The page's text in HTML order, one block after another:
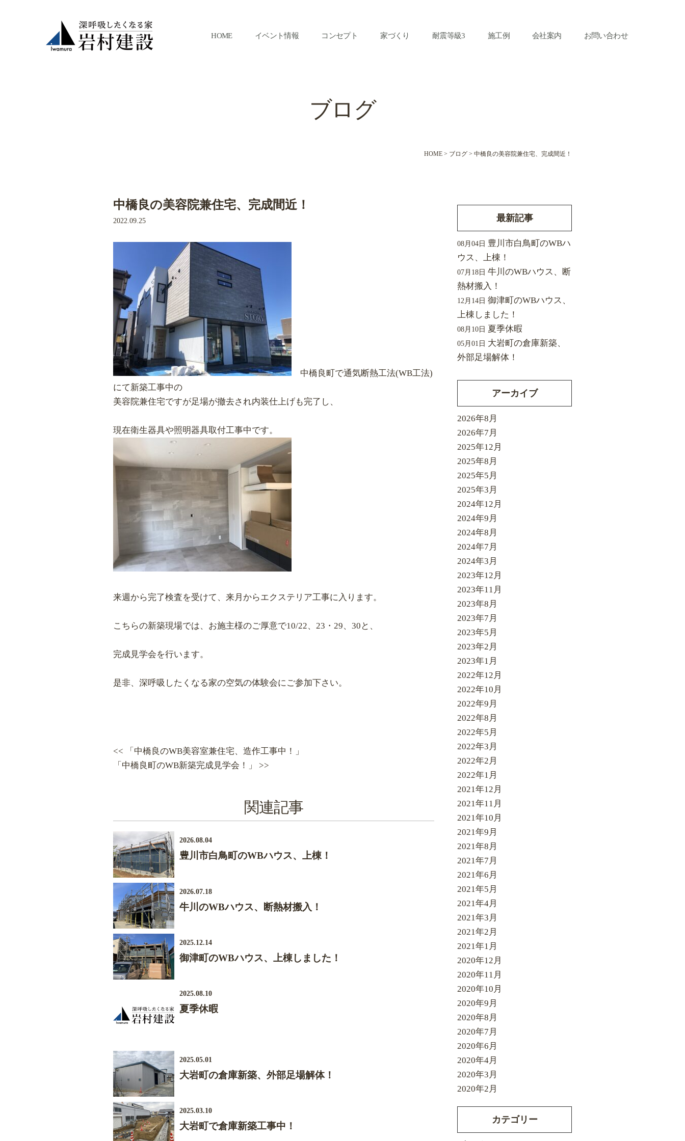
HOME イベント情報 コンセプト 家づくり 耐震等級3 施工例 会社案内 お問い合わせ
ブログ
HOME > ブログ > 中橋良の美容院兼住宅、完成間近！
中橋良の美容院兼住宅、完成間近！
2022.09.25
中橋良町で通気断熱工法(WB工法)
にて新築工事中の
美容院兼住宅ですが足場が撤去され内装仕上げも完了し、
現在衛生器具や照明器具取付工事中です。
来週から完了検査を受けて、来月からエクステリア工事に入ります。
こちらの新築現場では、お施主様のご厚意で10/22、23・29、30と、
完成見学会を行います。
是非、深呼吸したくなる家の空気の体験会にご参加下さい。
<< 「中橋良のWB美容室兼住宅、造作工事中！」
「中橋良町のWB新築完成見学会！」 >>
関連記事
2026.08.04
豊川市白鳥町のWBハウス、上棟！
2026.07.18
牛川のWBハウス、断熱材搬入！
2025.12.14
御津町のWBハウス、上棟しました！
2025.08.10
夏季休暇
2025.05.01
大岩町の倉庫新築、外部足場解体！
2025.03.10
大岩町で倉庫新築工事中！
最新記事
08月04日 豊川市白鳥町のWBハ
ウス、上棟！
07月18日 牛川のWBハウス、断
熱材搬入！
12月14日 御津町のWBハウス、
上棟しました！
08月10日 夏季休暇
05月01日 大岩町の倉庫新築、
外部足場解体！
アーカイブ
2026年8月
2026年7月
2025年12月
2025年8月
2025年5月
2025年3月
2024年12月
2024年9月
2024年8月
2024年7月
2024年3月
2023年12月
2023年11月
2023年8月
2023年7月
2023年5月
2023年2月
2023年1月
2022年12月
2022年10月
2022年9月
2022年8月
2022年5月
2022年3月
2022年2月
2022年1月
2021年12月
2021年11月
2021年10月
2021年9月
2021年8月
2021年7月
2021年6月
2021年5月
2021年4月
2021年3月
2021年2月
2021年1月
2020年12月
2020年11月
2020年10月
2020年9月
2020年8月
2020年7月
2020年6月
2020年4月
2020年3月
2020年2月
カテゴリー